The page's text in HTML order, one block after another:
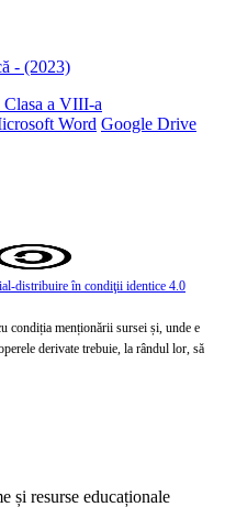
- (2023)
Clasa a VIII-a
Word Google Drive
distribuire în condiţii identice 4.0
condiția menționării sursei și, unde e
derivate trebuie, la rândul lor, să
și resurse educaționale